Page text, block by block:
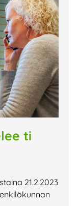
ti
21.2.2023